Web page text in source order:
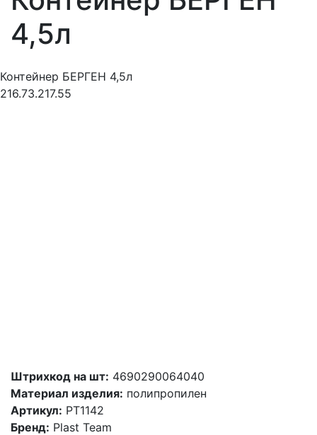
4,5л
Контейнер БЕРГЕН 4,5л
216.73.217.55
Штрихкод на шт: 4690290064040
Материал изделия: полипропилен
Артикул: PT1142
Бренд: Plast Team